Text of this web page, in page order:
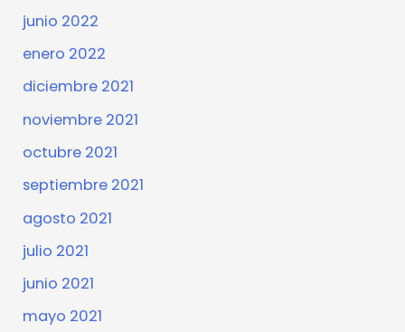
junio 2022
enero 2022
diciembre 2021
noviembre 2021
octubre 2021
septiembre 2021
agosto 2021
julio 2021
junio 2021
mayo 2021